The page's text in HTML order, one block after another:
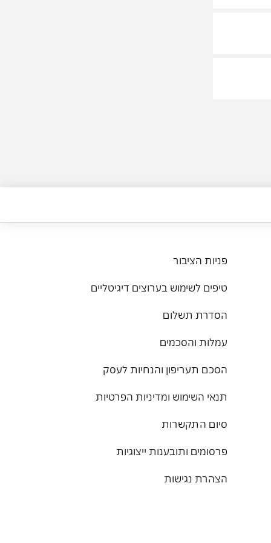
פניות הציבור
טיפים לשימוש בערוצים דיגיטליים
הסדרת תשלום
עמלות והסכמים
הסכם תעריפון והנחיות לעסק
תנאי השימוש ומדיניות הפרטיות
סיום התקשרות
פרסומים ותובענות ייצוגיות
הצהרת נגישות